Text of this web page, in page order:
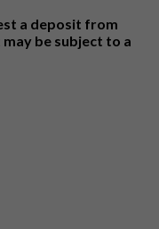
a deposit from
be subject to a